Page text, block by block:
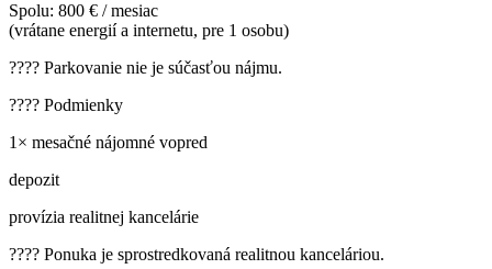
Spolu: 800 € / mesiac
(vrátane energií a internetu, pre 1 osobu)
???? Parkovanie nie je súčasťou nájmu.
???? Podmienky
1× mesačné nájomné vopred
depozit
provízia realitnej kancelárie
???? Ponuka je sprostredkovaná realitnou kanceláriou.